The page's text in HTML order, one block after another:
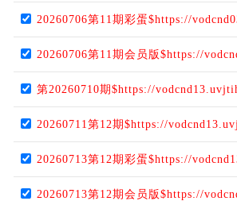
20260706第11期彩蛋$https://
20260706第11期会员版$https://
第20260710期$https://
20260711第12期$https://
20260713第12期彩蛋$https://
20260713第12期会员版$https://